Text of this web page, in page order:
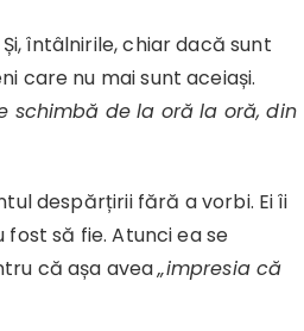
întâlnirile, chiar dacă sunt
care nu mai sunt aceiași.
schimbă de la oră la oră, din
despărțirii fără a vorbi. Ei îi
să fie. Atunci ea se
că așa avea„impresia că